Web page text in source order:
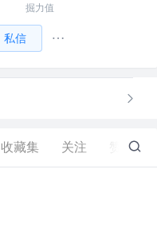
掘力值
私信
收藏集 关注 207